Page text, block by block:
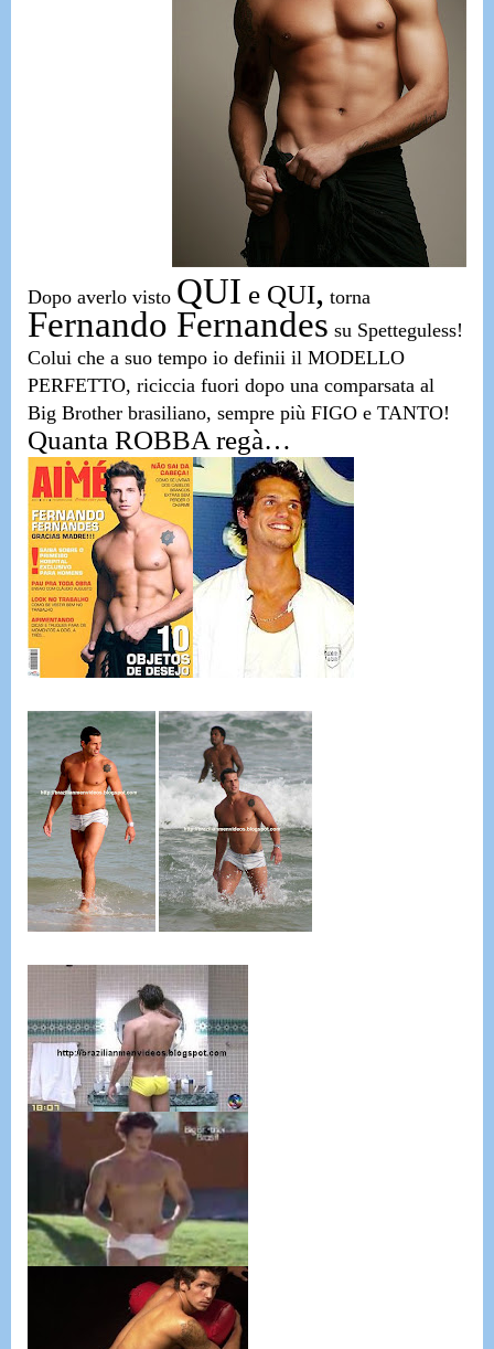
Dopo averlo visto QUI e QUI, torna
Fernando Fernandes su Spetteguless!
Colui che a suo tempo io definii il MODELLO
PERFETTO, riciccia fuori dopo una comparsata al
Big Brother brasiliano, sempre più FIGO e TANTO!
Quanta ROBBA regà…